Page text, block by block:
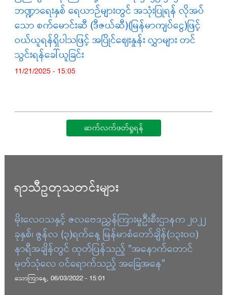
ဘဏ္ဍာရေးနှစ် ရေယာဉ်များတွင် အသုံးပြုရန် လိုအပ်
သော စက်မောင်းဆီ (ဒီဇယ်ဆီ)(မြန်မာကျပ်ငွေ)ဖြင့်
ဝယ်ယူရန်ရှိပါသဖြင့် အပြိုင်ဈေးနှုန်း လွှာများ တင်
သွင်းရန်ခေါ်ယူခြင်း
11/21/2025 - 15:05
ဆက်လက်ဖတ်ရှုရန်
ရာသီဥတုသတင်းများ
မိုးလေဝသနှင့် ဇလဗေဒညွှန်ကြားမှုဦးစီးဌာနက ၂၀၂၂
ခုနှစ်၊ ဇွန်လ (၃)ရက်နေ့ မြန်မာစံတော်ချိန်(၁၃း၀၀)
နာရီအချိန်တွင် ထုတ်ပြန်သည့် "အနောက်တောင်
မုတ်သုံလေ ဝင်ရောက်သည့် အခြေအနေ”
သောကြာနေ့, 06/03/2022 - 15:01